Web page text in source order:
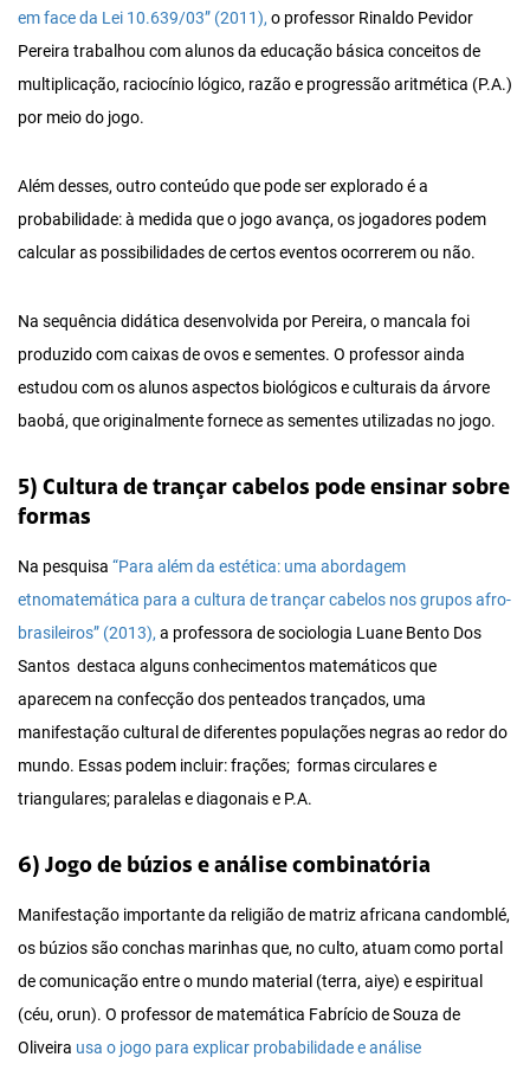
em face da Lei 10.639/03” (2011), o professor Rinaldo Pevidor
Pereira trabalhou com alunos da educação básica conceitos de
multiplicação, raciocínio lógico, razão e progressão aritmética (P.A.)
por meio do jogo.
Além desses, outro conteúdo que pode ser explorado é a
probabilidade: à medida que o jogo avança, os jogadores podem
calcular as possibilidades de certos eventos ocorrerem ou não.
Na sequência didática desenvolvida por Pereira, o mancala foi
produzido com caixas de ovos e sementes. O professor ainda
estudou com os alunos aspectos biológicos e culturais da árvore
baobá, que originalmente fornece as sementes utilizadas no jogo.
5) Cultura de trançar cabelos pode ensinar sobre
formas
Na pesquisa “Para além da estética: uma abordagem
etnomatemática para a cultura de trançar cabelos nos grupos afro-
brasileiros” (2013), a professora de sociologia Luane Bento Dos
Santos destaca alguns conhecimentos matemáticos que
aparecem na confecção dos penteados trançados, uma
manifestação cultural de diferentes populações negras ao redor do
mundo. Essas podem incluir: frações; formas circulares e
triangulares; paralelas e diagonais e P.A.
6) Jogo de búzios e análise combinatória
Manifestação importante da religião de matriz africana candomblé,
os búzios são conchas marinhas que, no culto, atuam como portal
de comunicação entre o mundo material (terra, aiye) e espiritual
(céu, orun). O professor de matemática Fabrício de Souza de
Oliveira usa o jogo para explicar probabilidade e análise